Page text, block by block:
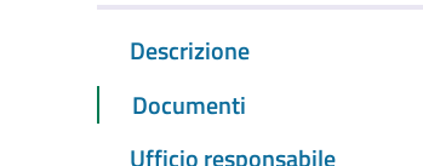
Descrizione
Documenti
Ufficio responsabile